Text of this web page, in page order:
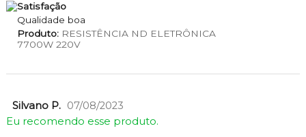
Satisfação
Qualidade boa
Produto:RESISTÊNCIA ND ELETRÔNICA
7700W 220V
Silvano P. 07/08/2023
Eu recomendo esse produto.